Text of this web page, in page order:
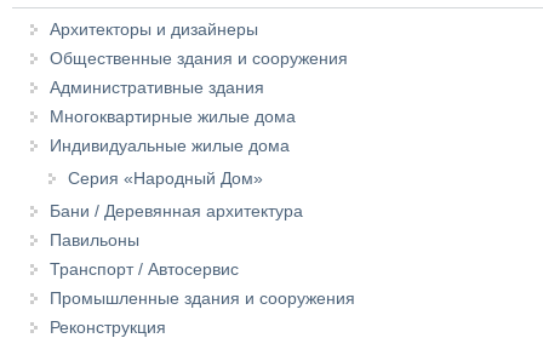
Архитекторы и дизайнеры
Общественные здания и сооружения
Административные здания
Многоквартирные жилые дома
Индивидуальные жилые дома
Серия «Народный Дом»
Бани / Деревянная архитектура
Павильоны
Транспорт / Автосервис
Промышленные здания и сооружения
Реконструкция